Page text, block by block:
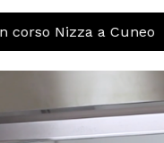
Nizza a Cuneo